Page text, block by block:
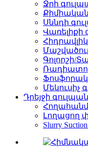
Ջրի
Քիմիական
Սննդի
Վառելիքի
Գոլորշի/
Մեկուսիչ
Դրեյջի
Լողացող
Slurry